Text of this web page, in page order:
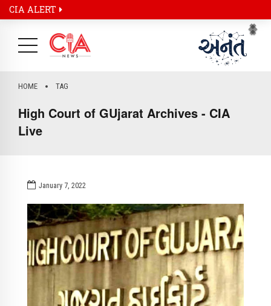
CIA ALERT
HOME TAG
High Court of GUjarat Archives - CIA
Live
January 7, 2022